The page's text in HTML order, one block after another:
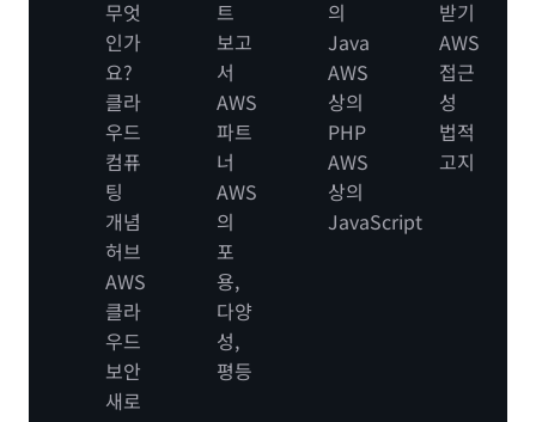
무엇
인가
요?
클라
우드
컴퓨
팅
개념
허브
AWS
클라
우드
보안
새로
트
보고
서
AWS
파트
너
AWS
의
포
용,
다양
성,
평등
의
Java
AWS
상의
PHP
AWS
상의
JavaScript
받기
AWS
접근
성
법적
고지